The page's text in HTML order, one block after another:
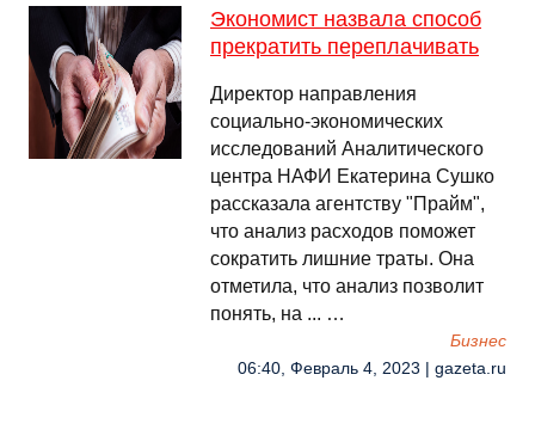
Экономист назвала способ
прекратить переплачивать
Директор направления
социально-экономических
исследований Аналитического
центра НАФИ Екатерина Сушко
рассказала агентству "Прайм",
что анализ расходов поможет
сократить лишние траты. Она
отметила, что анализ позволит
понять, на ... …
Бизнес
06:40, Февраль 4, 2023 | gazeta.ru